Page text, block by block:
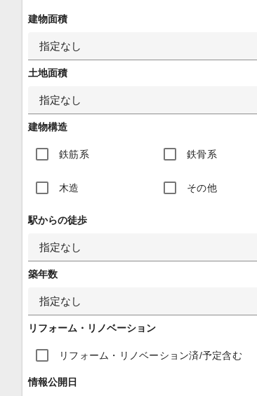
建物面積
指定なし
土地面積
指定なし
建物構造
鉄筋系 鉄骨系
木造 その他
駅からの徒歩
指定なし
築年数
指定なし
リフォーム・リノベーション
リフォーム・リノベーション済/予定含む
情報公開日